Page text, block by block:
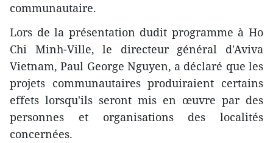
communautaire.
Lors de la présentation dudit programme à Ho
Chi Minh-Ville, le directeur général d'Aviva
Vietnam, Paul George Nguyen, a déclaré que les
projets communautaires produiraient certains
effets lorsqu'ils seront mis en œuvre par des
personnes et organisations des localités
concernées.